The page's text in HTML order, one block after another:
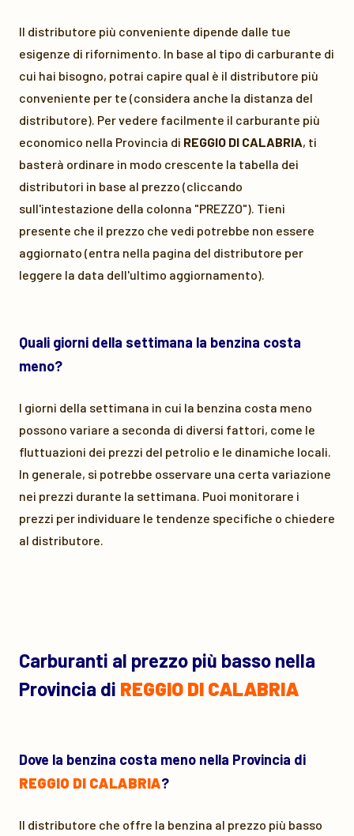
Il distributore più conveniente dipende dalle tue
esigenze di rifornimento. In base al tipo di carburante di
cui hai bisogno, potrai capire qual è il distributore più
conveniente per te (considera anche la distanza del
distributore). Per vedere facilmente il carburante più
economico nella Provincia di REGGIO DI CALABRIA, ti
basterà ordinare in modo crescente la tabella dei
distributori in base al prezzo (cliccando
sull'intestazione della colonna "PREZZO"). Tieni
presente che il prezzo che vedi potrebbe non essere
aggiornato (entra nella pagina del distributore per
leggere la data dell'ultimo aggiornamento).
Quali giorni della settimana la benzina costa
meno?
I giorni della settimana in cui la benzina costa meno
possono variare a seconda di diversi fattori, come le
fluttuazioni dei prezzi del petrolio e le dinamiche locali.
In generale, si potrebbe osservare una certa variazione
nei prezzi durante la settimana. Puoi monitorare i
prezzi per individuare le tendenze specifiche o chiedere
al distributore.
Carburanti al prezzo più basso nella
Provincia di REGGIO DI CALABRIA
Dove la benzina costa meno nella Provincia di
REGGIO DI CALABRIA?
Il distributore che offre la benzina al prezzo più basso